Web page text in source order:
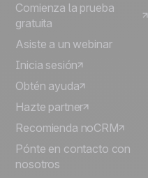
Comienza la prueba
gratuita
Asiste a un webinar
Inicia sesión
Obtén ayuda
Hazte partner
Recomienda noCRM
Pónte en contacto con
nosotros